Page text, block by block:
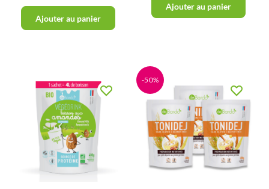
Ajouter au panier
Ajouter au panier
-50%